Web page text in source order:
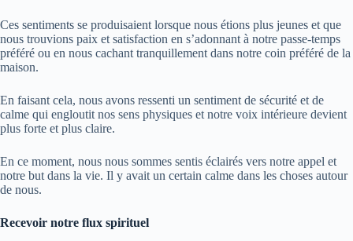
Ces sentiments se produisaient lorsque nous étions plus jeunes et que
nous trouvions paix et satisfaction en s’adonnant à notre passe-temps
préféré ou en nous cachant tranquillement dans notre coin préféré de la
maison.
En faisant cela, nous avons ressenti un sentiment de sécurité et de
calme qui engloutit nos sens physiques et notre voix intérieure devient
plus forte et plus claire.
En ce moment, nous nous sommes sentis éclairés vers notre appel et
notre but dans la vie. Il y avait un certain calme dans les choses autour
de nous.
Recevoir notre flux spirituel